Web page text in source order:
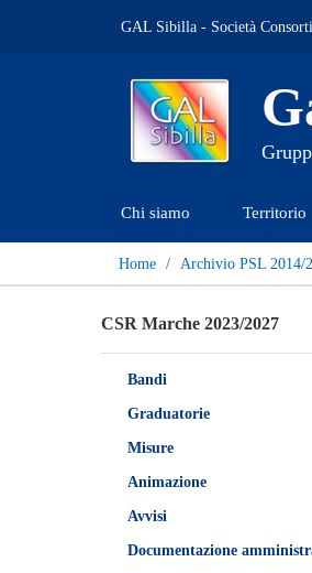
GAL Sibilla - Società
Chi siamo Territorio
Home Archivio PSL 2014/
CSR Marche 2023/2027
Bandi
Graduatorie
Misure
Animazione
Avvisi
Documentazione